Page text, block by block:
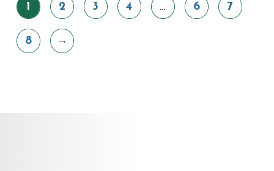
1 2 3 4 … 6 7
8 →